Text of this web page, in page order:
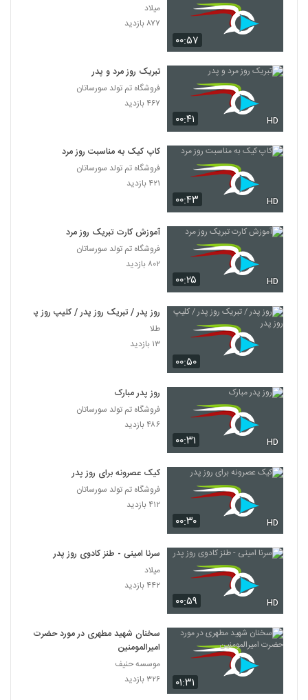
۰۰:۵۷
میلاد
۸۷۷ بازدید
۰۰:۴۱ HD
تبریک روز مرد و پدر
فروشگاه تم تولد سورساتان
۴۶۷ بازدید
۰۰:۴۳ HD
کاپ کیک به مناسبت روز مرد
فروشگاه تم تولد سورساتان
۴۲۱ بازدید
۰۰:۲۵ HD
آموزش کارت تبریک روز مرد
فروشگاه تم تولد سورساتان
۸۰۲ بازدید
۰۰:۵۰
روز پدر / تبریک روز پدر / کلیپ روز پدر
طلا
۱۳ بازدید
۰۰:۳۱ HD
روز پدر مبارک
فروشگاه تم تولد سورساتان
۴۸۶ بازدید
۰۰:۳۰ HD
کیک عصرونه برای روز پدر
فروشگاه تم تولد سورساتان
۴۱۲ بازدید
۰۰:۵۹ HD
سرنا امینی - طنز کادوی روز پدر
میلاد
۴۴۲ بازدید
۰۱:۳۱
سخنان شهید مطهری در مورد حضرت
امیرالمومنین
موسسه حنیف
۳۲۶ بازدید